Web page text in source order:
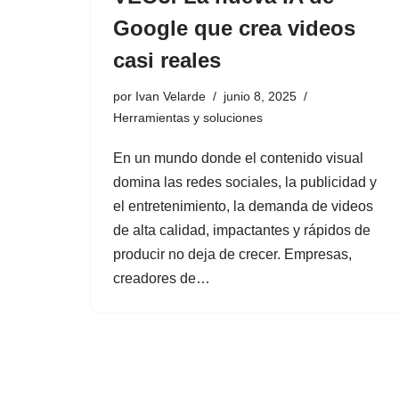
Google que crea videos
casi reales
por Ivan Velarde
junio 8, 2025
Herramientas y soluciones
En un mundo donde el contenido visual
domina las redes sociales, la publicidad y
el entretenimiento, la demanda de videos
de alta calidad, impactantes y rápidos de
producir no deja de crecer. Empresas,
creadores de…